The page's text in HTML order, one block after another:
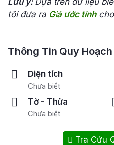
Lưu ý: Dựa trên dữ liệu
tôi đưa ra Giá ước tínhcho
Thông Tin Quy Hoạch
Diện tích
Chưa biết
Tờ - Thửa
Chưa biết
Tra Cứu